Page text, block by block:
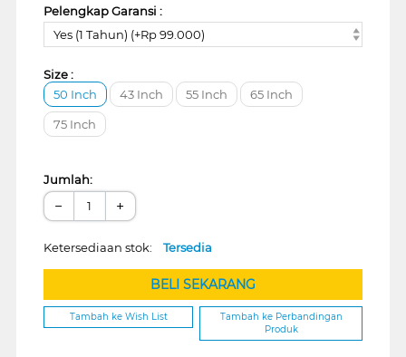
Pelengkap Garansi :
Yes (1 Tahun) (+Rp 99.000)
Size :
50 Inch
43 Inch 55 Inch 65 Inch
75 Inch
Jumlah:
− +
Ketersediaan stok: Tersedia
BELI SEKARANG
Tambah ke Wish List
Tambah ke Perbandingan
Produk